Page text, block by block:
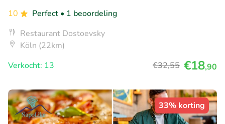
10
Perfect • 1 beoordeling
Restaurant Dostoevsky
Köln (22km)
Verkocht: 13
€32,55 €18,90
33% korting